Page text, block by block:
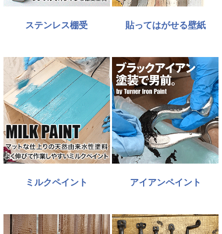
ステンレス棚受 貼ってはがせる壁紙
ミルクペイント アイアンペイント